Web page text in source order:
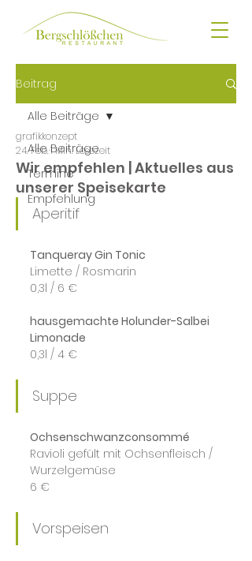
Beitrag
Alle Beiträge
Termine
Empfehlung
Alle Beiträge
Wir empfehlen | Aktuelles aus
unserer Speisekarte
grafikkonzept
24. Feb.1 Min. Lesezeit
Aperitif
Tanqueray Gin Tonic
Limette / Rosmarin
0,3l / 6 €
hausgemachte Holunder-Salbei
Limonade
0,3l / 4 €
Suppe
Ochsenschwanzconsommé
Ravioli gefült mit Ochsenfleisch /
Wurzelgemüse
6 €
Vorspeisen